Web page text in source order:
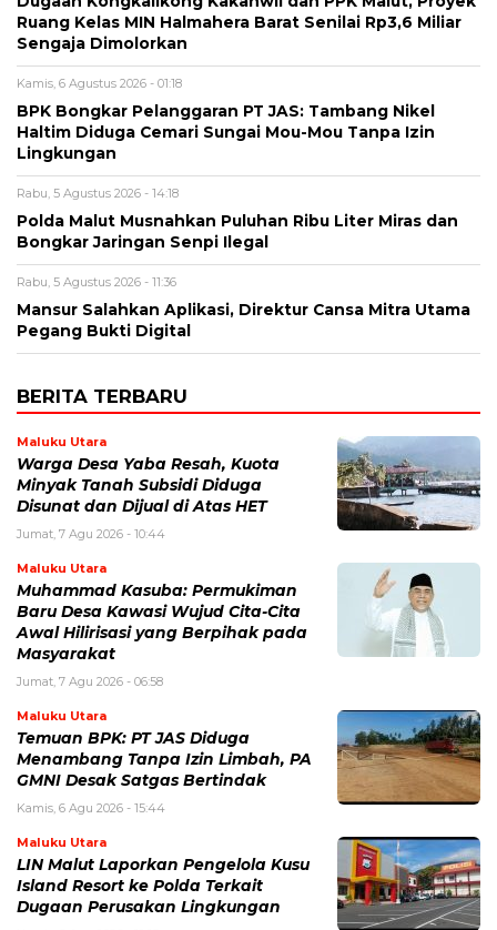
Ruang Kelas MIN Halmahera Barat Senilai Rp3,6 Miliar
Sengaja Dimolorkan
Kamis, 6 Agustus 2026 - 01:18
BPK Bongkar Pelanggaran PT JAS: Tambang Nikel
Haltim Diduga Cemari Sungai Mou-Mou Tanpa Izin
Lingkungan
Rabu, 5 Agustus 2026 - 14:18
Polda Malut Musnahkan Puluhan Ribu Liter Miras dan
Bongkar Jaringan Senpi Ilegal
Rabu, 5 Agustus 2026 - 11:36
Mansur Salahkan Aplikasi, Direktur Cansa Mitra Utama
Pegang Bukti Digital
BERITA TERBARU
Maluku Utara
Warga Desa Yaba Resah, Kuota
Minyak Tanah Subsidi Diduga
Disunat dan Dijual di Atas HET
Jumat, 7 Agu 2026 - 10:44
Maluku Utara
Muhammad Kasuba: Permukiman
Baru Desa Kawasi Wujud Cita-Cita
Awal Hilirisasi yang Berpihak pada
Masyarakat
Jumat, 7 Agu 2026 - 06:58
Maluku Utara
Temuan BPK: PT JAS Diduga
Menambang Tanpa Izin Limbah, PA
GMNI Desak Satgas Bertindak
Kamis, 6 Agu 2026 - 15:44
Maluku Utara
LIN Malut Laporkan Pengelola Kusu
Island Resort ke Polda Terkait
Dugaan Perusakan Lingkungan